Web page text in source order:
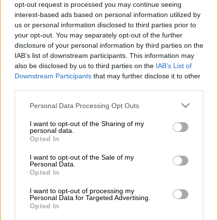
opt-out request is processed you may continue seeing
interest-based ads based on personal information utilized by
us or personal information disclosed to third parties prior to
your opt-out. You may separately opt-out of the further
disclosure of your personal information by third parties on the
IAB’s list of downstream participants. This information may
also be disclosed by us to third parties on the IAB’s List of
Downstream Participants that may further disclose it to other
Please note that this website/app uses one or more Google
not limited to your visit or usage behaviour. You may click to
grant or deny consent to Google and its third-party tags to
use your data for below specified purposes in below Google
consent section.
Personal Data Processing Opt Outs
I want to opt-out of the Sharing of my
personal data.
Opted In
I want to opt-out of the Sale of my
Personal Data.
Opted In
I want to opt-out of processing my
Personal Data for Targeted Advertising.
Opted In
Προσθέστε το ΕΘΝΟΣ στη Google
Πραγματοποιήθηκε η αποψινή (26/4)
κλήρωση του Τζόκερ, που μοίραζε στην
πρώτη κατηγορία τουλάχιστον6.700.000
ευρώ.
Οιτυχεροί αριθμοίείναι οι:12, 30, 33, 44, 45
και Τζόκερ ο αριθμός 8.
Οι κληρώσεις του Τζόκερ
πραγματοποιούνται κάθε Τρίτη, Πέμπτη και